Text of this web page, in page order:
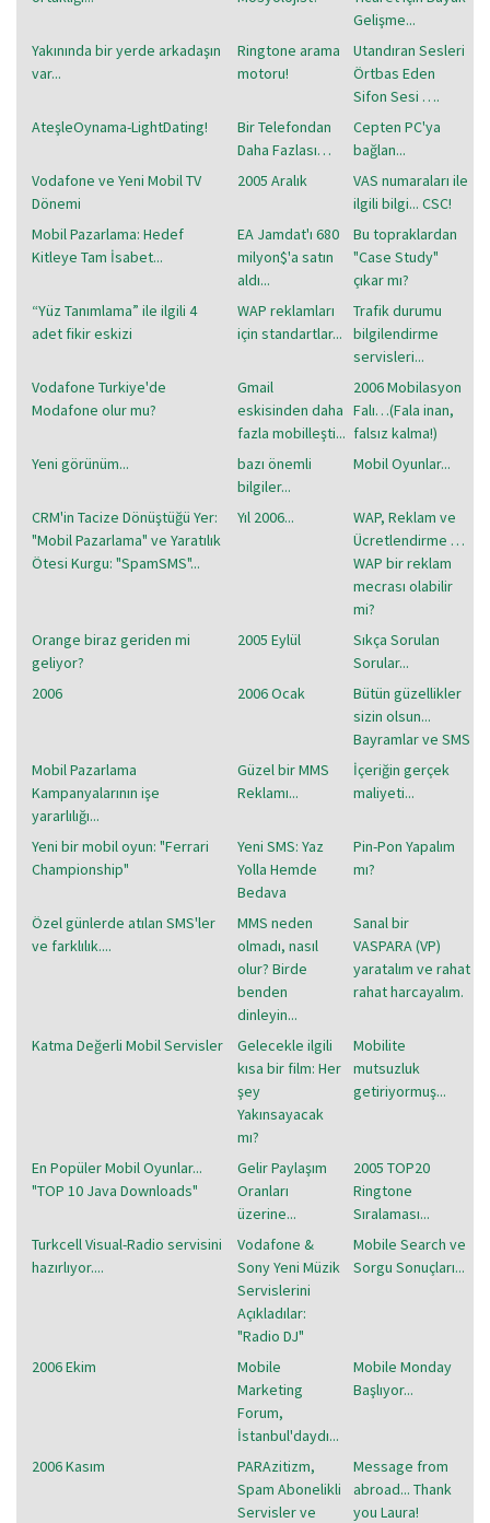
Gelişme...
Yakınında bir yerde arkadaşın
var...
Ringtone arama
motoru!
Utandıran Sesleri
Örtbas Eden
Sifon Sesi ….
AteşleOynama-LightDating!
Bir Telefondan
Daha Fazlası…
Cepten PC'ya
bağlan...
Vodafone ve Yeni Mobil TV
Dönemi
2005 Aralık
VAS numaraları ile
ilgili bilgi... CSC!
Mobil Pazarlama: Hedef
Kitleye Tam İsabet...
EA Jamdat'ı 680
milyon$'a satın
aldı...
Bu topraklardan
"Case Study"
çıkar mı?
“Yüz Tanımlama” ile ilgili 4
adet fikir eskizi
WAP reklamları
için standartlar...
Trafik durumu
bilgilendirme
servisleri...
Vodafone Turkiye'de
Modafone olur mu?
Gmail
eskisinden daha
fazla mobilleşti...
2006 Mobilasyon
Falı…(Fala inan,
falsız kalma!)
Yeni görünüm...
bazı önemli
bilgiler...
Mobil Oyunlar...
CRM'in Tacize Dönüştüğü Yer:
"Mobil Pazarlama" ve Yaratılık
Ötesi Kurgu: "SpamSMS"...
Yıl 2006...
WAP, Reklam ve
Ücretlendirme …
WAP bir reklam
mecrası olabilir
mi?
Orange biraz geriden mi
geliyor?
2005 Eylül
Sıkça Sorulan
Sorular...
2006
2006 Ocak
Bütün güzellikler
sizin olsun...
Bayramlar ve SMS
Mobil Pazarlama
Kampanyalarının işe
yararlılığı...
Güzel bir MMS
Reklamı...
İçeriğin gerçek
maliyeti...
Yeni bir mobil oyun: "Ferrari
Championship"
Yeni SMS: Yaz
Yolla Hemde
Bedava
Pin-Pon Yapalım
mı?
Özel günlerde atılan SMS'ler
ve farklılık....
MMS neden
olmadı, nasıl
olur? Birde
benden
dinleyin...
Sanal bir
VASPARA (VP)
yaratalım ve rahat
rahat harcayalım.
Katma Değerli Mobil Servisler
Gelecekle ilgili
kısa bir film: Her
şey
Yakınsayacak
mı?
Mobilite
mutsuzluk
getiriyormuş...
En Popüler Mobil Oyunlar...
"TOP 10 Java Downloads"
Gelir Paylaşım
Oranları
üzerine...
2005 TOP20
Ringtone
Sıralaması...
Turkcell Visual-Radio servisini
hazırlıyor....
Vodafone &
Sony Yeni Müzik
Servislerini
Açıkladılar:
"Radio DJ"
Mobile Search ve
Sorgu Sonuçları...
2006 Ekim
Mobile
Marketing
Forum,
İstanbul'daydı...
Mobile Monday
Başlıyor...
2006 Kasım
PARAzitizm,
Spam Abonelikli
Servisler ve
Message from
abroad... Thank
you Laura!